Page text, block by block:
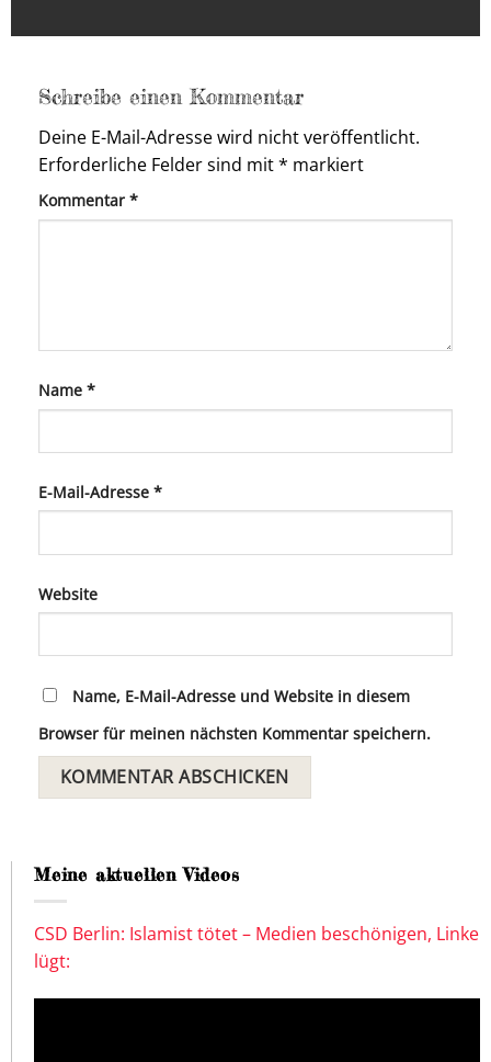
Schreibe einen Kommentar
Deine E-Mail-Adresse wird nicht veröffentlicht.
Erforderliche Felder sind mit* markiert
Kommentar *
Name *
E-Mail-Adresse *
Website
Name, E-Mail-Adresse und Website in diesem
Browser für meinen nächsten Kommentar speichern.
Meine aktuellen Videos
CSD Berlin: Islamist tötet – Medien beschönigen, Linke
lügt: